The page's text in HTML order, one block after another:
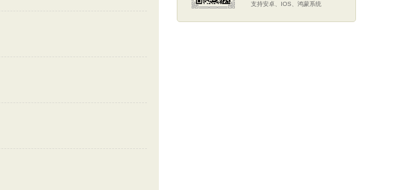
支持安卓、IOS、鸿蒙系统